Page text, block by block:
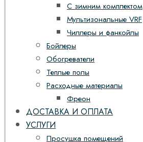
С зимним комплектом
Мультизональные VRF
Чиллеры и фанкойлы
Бойлеры
Обогреватели
Теплые полы
Расходные материалы
Фреон
ДОСТАВКА И ОПЛАТА
УСЛУГИ
Просушка помещений